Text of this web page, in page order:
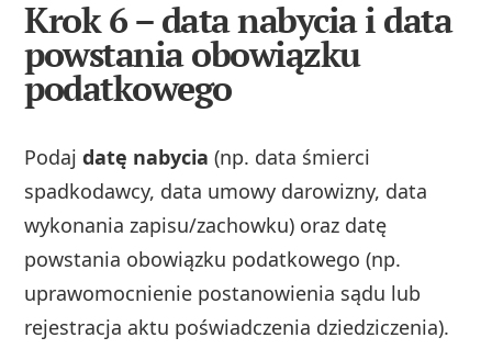
Krok 6 – data nabycia i data
powstania obowiązku
podatkowego
Podajdatę nabycia (np. data śmierci
spadkodawcy, data umowy darowizny, data
wykonania zapisu/zachowku) oraz datę
powstania obowiązku podatkowego (np.
uprawomocnienie postanowienia sądu lub
rejestracja aktu poświadczenia dziedziczenia).